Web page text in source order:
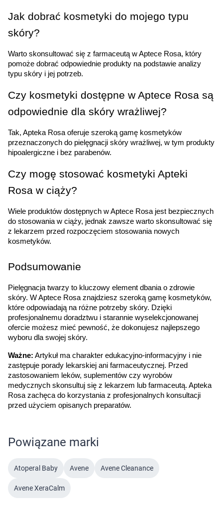
Jak dobrać kosmetyki do mojego typu
skóry?
Warto skonsultować się z farmaceutą w Aptece Rosa, który
pomoże dobrać odpowiednie produkty na podstawie analizy
typu skóry i jej potrzeb.
Czy kosmetyki dostępne w Aptece Rosa są
odpowiednie dla skóry wrażliwej?
Tak, Apteka Rosa oferuje szeroką gamę kosmetyków
przeznaczonych do pielęgnacji skóry wrażliwej, w tym produkty
hipoalergiczne i bez parabenów.
Czy mogę stosować kosmetyki Apteki
Rosa w ciąży?
Wiele produktów dostępnych w Aptece Rosa jest bezpiecznych
do stosowania w ciąży, jednak zawsze warto skonsultować się
z lekarzem przed rozpoczęciem stosowania nowych
kosmetyków.
Podsumowanie
Pielęgnacja twarzy to kluczowy element dbania o zdrowie
skóry. W Aptece Rosa znajdziesz szeroką gamę kosmetyków,
które odpowiadają na różne potrzeby skóry. Dzięki
profesjonalnemu doradztwu i starannie wyselekcjonowanej
ofercie możesz mieć pewność, że dokonujesz najlepszego
wyboru dla swojej skóry.
Ważne: Artykuł ma charakter edukacyjno-informacyjny i nie
zastępuje porady lekarskiej ani farmaceutycznej. Przed
zastosowaniem leków, suplementów czy wyrobów
medycznych skonsultuj się z lekarzem lub farmaceutą. Apteka
Rosa zachęca do korzystania z profesjonalnych konsultacji
przed użyciem opisanych preparatów.
Powiązane marki
Atoperal Baby Avene Avene Cleanance
Avene XeraCalm